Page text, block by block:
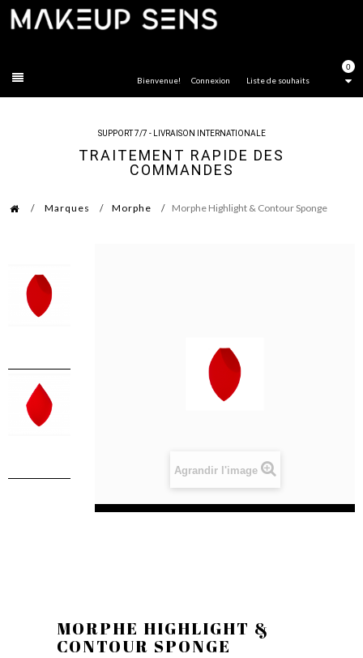
0
Liste de souhaits
Bienvenue! Connexion
SUPPORT 7/7 - LIVRAISON INTERNATIONALE
TRAITEMENT RAPIDE DES
COMMANDES
Marques Morphe Morphe Highlight & Contour Sponge
Agrandir l'image
MORPHE HIGHLIGHT &
CONTOUR SPONGE